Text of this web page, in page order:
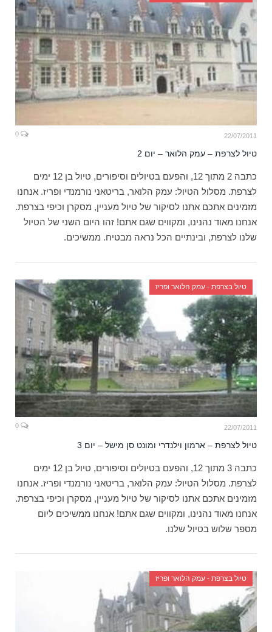
22/07/2011
טיול לצרפת – עמק הלואר – יום 2
כתבה 2 מתוך 12, והפעם בטיולים וסיפורים, טיול בן 12 ימים
לצרפת. מסלול הטיול: עמק הלואר, בריטאני נורמנדי ופריז. אנחנו
מזמינים אתכם אתנו לסיקור של טיול מעניין, מסקרן וכיפי בצרפת.
אנחנו מאוד נהנינו, ומקווים שגם אתם! זהו היום השני של הטיול
שלנו לצרפת, ובינתיים הכל נראה מבטיח. ממשיכים.
טיול בצרפת - עמק הלואר ופריז
22/07/2011
טיול לצרפת – ארמון וילנדרי ומונט סן מישל – יום 3
כתבה 3 מתוך 12, והפעם בטיולים וסיפורים, טיול בן 12 ימים
לצרפת. מסלול הטיול: עמק הלואר, בריטאני נורמנדי ופריז. אנחנו
מזמינים אתכם אתנו לסיקור של טיול מעניין, מסקרן וכיפי בצרפת.
אנחנו מאוד נהנינו, ומקווים שגם אתם! אנחנו ממשיכים ליום
מספר שלוש בטיול שלנו.
טיול בצרפת - עמק הלואר ופריז